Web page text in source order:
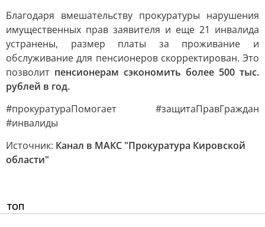
Благодаря вмешательству прокуратуры нарушения
имущественных прав заявителя и еще 21 инвалида
устранены, размер платы за проживание и
обслуживание для пенсионеров скорректирован. Это
позволит пенсионерам сэкономить более 500 тыс.
рублей в год.
#прокуратураПомогает #защитаПравГраждан
#инвалиды
Источник: Канал в МАКС "Прокуратура Кировской
области"
ТОП